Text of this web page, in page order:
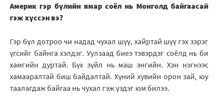
Америк гэр бүлийн ямар соёл нь Монголд байгаасай
гэж хүссэн вэ?
Гэр бүл дотроо чи надад чухал шүү, хайртай шүү гэх зэрэг
үгсийг байнга хэлдэг. Уулзаад биеэ тэвэрдэг соёлд нь би
хамгийн дуртай. Бүх зүйл нь маш энгийн. Хэн нэгнээс
хамааралтай биш байдалтай. Хүний хувийн орон зай, юу
таалагдаж байгаа нь чухал гэж үздэг юм билээ.